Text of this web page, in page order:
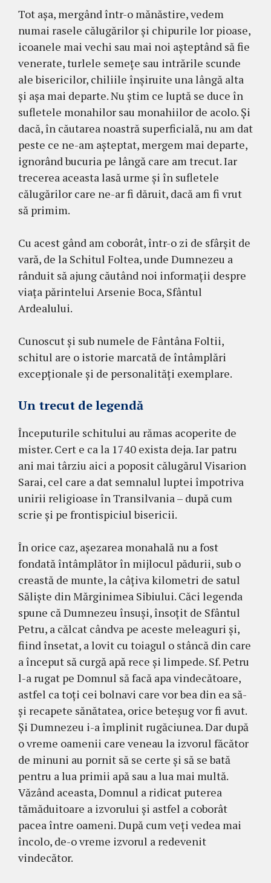
Tot aşa, mergând într-o mănăstire, vedem
numai rasele călugărilor şi chipurile lor pioase,
icoanele mai vechi sau mai noi aşteptând să fie
venerate, turlele semeţe sau intrările scunde
ale bisericilor, chiliile înşiruite una lângă alta
şi aşa mai departe. Nu ştim ce luptă se duce în
sufletele monahilor sau monahiilor de acolo. Şi
dacă, în căutarea noastră superficială, nu am dat
peste ce ne-am aşteptat, mergem mai departe,
ignorând bucuria pe lângă care am trecut. Iar
trecerea aceasta lasă urme şi în sufletele
călugărilor care ne-ar fi dăruit, dacă am fi vrut
să primim.
Cu acest gând am coborât, într-o zi de sfârşit de
vară, de la Schitul Foltea, unde Dumnezeu a
rânduit să ajung căutând noi informaţii despre
viaţa părintelui Arsenie Boca, Sfântul
Ardealului.
Cunoscut şi sub numele de Fântâna Foltii,
schitul are o istorie marcată de întâmplări
excepţionale şi de personalităţi exemplare.
Un trecut de legendă
Începuturile schitului au rămas acoperite de
mister. Cert e ca la 1740 exista deja. Iar patru
ani mai târziu aici a poposit călugărul Visarion
Sarai, cel care a dat semnalul luptei împotriva
unirii religioase în Transilvania – după cum
scrie şi pe frontispiciul bisericii.
În orice caz, aşezarea monahală nu a fost
fondată întâmplător în mijlocul pădurii, sub o
creastă de munte, la câţiva kilometri de satul
Sălişte din Mărginimea Sibiului. Căci legenda
spune că Dumnezeu însuşi, însoţit de Sfântul
Petru, a călcat cândva pe aceste meleaguri şi,
fiind însetat, a lovit cu toiagul o stâncă din care
a început să curgă apă rece şi limpede. Sf. Petru
l-a rugat pe Domnul să facă apa vindecătoare,
astfel ca toţi cei bolnavi care vor bea din ea să-
şi recapete sănătatea, orice beteşug vor fi avut.
Şi Dumnezeu i-a împlinit rugăciunea. Dar după
o vreme oamenii care veneau la izvorul făcător
de minuni au pornit să se certe şi să se bată
pentru a lua primii apă sau a lua mai multă.
Văzând aceasta, Domnul a ridicat puterea
tămăduitoare a izvorului şi astfel a coborât
pacea între oameni. După cum veţi vedea mai
încolo, de-o vreme izvorul a redevenit
vindecător.